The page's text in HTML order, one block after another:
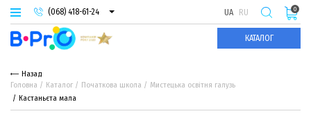
(068) 418-61-24
(093) 974-66-94
(095) 987-29-55
UA RU
КАТАЛОГ
0
Назад
Головна
Каталог Початкова школа
Мистецька освітня галузь
Кастаньєта мала